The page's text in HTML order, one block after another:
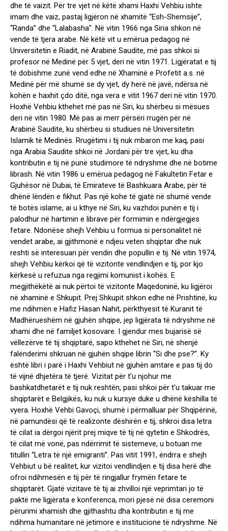
dhe të vaizit. Për tre vjet në këtë xhami Haxhi Vehbiu ishte
imam dhe vaiz, pastaj ligjëron në xhamitë “Esh-Shemsije”,
“Randa” dhe “Lalabasha”. Në vitin 1966 nga Siria shkon në
vende të tjera arabe. Në këtë vit u emërua pedagog në
Universitetin e Riadit, në Arabinë Saudite, më pas shkoi si
profesor në Medinë për 5 vjet, deri në vitin 1971. Ligjëratat e tij
të dobishme zunë vend edhe në Xhaminë e Profetit a.s. në
Medinë për më shumë se dy vjet, dy herë në javë, ndërsa në
kohën e haxhit çdo ditë, nga vera e vitit 1967 deri në vitin 1970.
Hoxhë Vehbiu kthehet më pas në Siri, ku shërbeu si mësues
deri në vitin 1980. Më pas ai merr përsëri rrugën për në
Arabinë Saudite, ku shërbeu si studiues në Universitetin
Islamik të Medinës. Rrugëtimi i tij nuk mbaron me kaq, pasi
nga Arabia Saudite shkoi në Jordani për tre vjet, ku dha
kontributin e tij në punë studimore të ndryshme dhe në botime
librash. Në vitin 1986 u emërua pedagog në Fakultetin Fetar e
Gjuhësor në Dubai, të Emirateve të Bashkuara Arabe, për të
dhënë lëndën e fikhut. Pas një kohe të gjatë në shumë vende
të botës islame, ai u kthye në Siri, ku vazhdoi punën e tij i
palodhur në hartimin e librave për formimin e ndërgjegjes
fetare. Ndonëse shejh Vehbiu u formua si personalitet në
vendet arabe, ai gjithmonë e ndjeu veten shqiptar dhe nuk
reshti së interesuari për vendin dhe popullin e tij. Në vitin 1974,
shejh Vehbiu kërkoi që të vizitonte vendlindjen e tij, por kjo
kërkesë u refuzua nga regjimi komunist i kohës. E
megjithëkëtë ai nuk përtoi të vizitonte Maqedoninë, ku ligjëroi
në xhaminë e Shkupit. Prej Shkupit shkon edhe në Prishtinë, ku
me ndihmën e Hafiz Hasan Nahit, përkthyesit të Kuranit të
Madhërueshëm në gjuhën shqipe, jep ligjërata të ndryshme në
xhami dhe në familjet kosovare. I gjendur mes bujarisë së
vëllezërve të tij shqiptarë, sapo kthehet në Siri, në shenjë
falënderimi shkruan në gjuhën shqipe librin “Si dhe pse?”. Ky
është libri i parë i Haxhi Vehbiut në gjuhën amtare e pas tij do
të vijnë dhjetëra të tjerë. Vizitat për t’u njohur me
bashkatdhetarët e tij nuk reshtën, pasi shkoi për t’u takuar me
shqiptarët e Belgjikës, ku nuk u kursye duke u dhënë këshilla të
vyera. Hoxhë Vehbi Gavoçi, shumë i përmalluar për Shqipërinë,
në pamundësi që të realizonte dëshirën e tij, shkroi disa letra
të cilat ia dërgoi njërit prej miqve të tij në qytetin e Shkodrës,
të cilat më vonë, pas ndërrimit të sistemeve, u botuan me
titullin “Letra të një emigranti”. Pas vitit 1991, ëndrra e shejh
Vehbiut u bë realitet, kur vizitoi vendlindjen e tij disa herë dhe
ofroi ndihmesën e tij për të ringjallur frymën fetare te
shqiptarët. Gjatë vizitave të tij ai zhvilloi një veprimtari jo të
paktë me ligjërata e konferenca, mori pjesë në disa ceremoni
përurimi xhamish dhe gjithashtu dha kontributin e tij me
ndihma humanitare në jetimore e institucione të ndryshme. Në